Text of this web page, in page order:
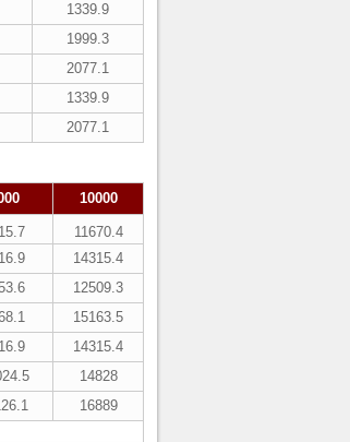
1339.9
1999.3
2077.1
1339.9
2077.1
10000
11670.4
14315.4
12509.3
15163.5
14315.4
14828
16889